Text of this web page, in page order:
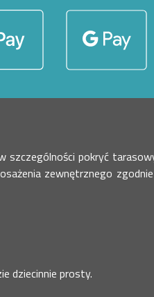
pokryć
zewnętrznego
dziecinnie prosty.